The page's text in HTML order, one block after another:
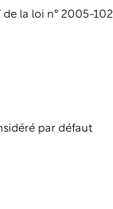
de la loi n° 2005-102
par défaut